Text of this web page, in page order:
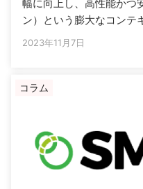
幅に向上し、高性能かつ
ン）という膨大なコンテ
2023年11月7日
コラム